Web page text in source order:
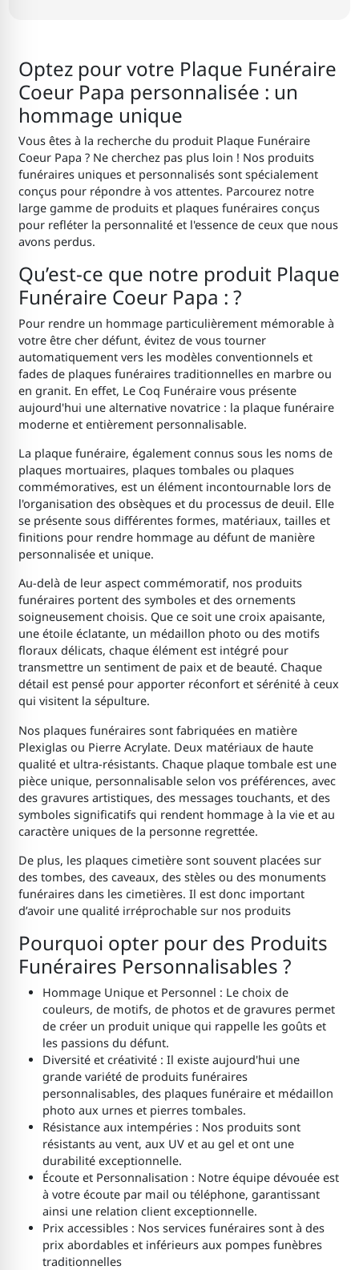
Optez pour votre Plaque Funéraire
Coeur Papa personnalisée : un
hommage unique
Vous êtes à la recherche du produit Plaque Funéraire
Coeur Papa ? Ne cherchez pas plus loin ! Nos produits
funéraires uniques et personnalisés sont spécialement
conçus pour répondre à vos attentes. Parcourez notre
large gamme de produits et plaques funéraires conçus
pour refléter la personnalité et l'essence de ceux que nous
avons perdus.
Qu’est-ce que notre produit Plaque
Funéraire Coeur Papa : ?
Pour rendre un hommage particulièrement mémorable à
votre être cher défunt, évitez de vous tourner
automatiquement vers les modèles conventionnels et
fades de plaques funéraires traditionnelles en marbre ou
en granit. En effet, Le Coq Funéraire vous présente
aujourd'hui une alternative novatrice : la plaque funéraire
moderne et entièrement personnalisable.
La plaque funéraire, également connus sous les noms de
plaques mortuaires, plaques tombales ou plaques
commémoratives, est un élément incontournable lors de
l'organisation des obsèques et du processus de deuil. Elle
se présente sous différentes formes, matériaux, tailles et
finitions pour rendre hommage au défunt de manière
personnalisée et unique.
Au-delà de leur aspect commémoratif, nos produits
funéraires portent des symboles et des ornements
soigneusement choisis. Que ce soit une croix apaisante,
une étoile éclatante, un médaillon photo ou des motifs
floraux délicats, chaque élément est intégré pour
transmettre un sentiment de paix et de beauté. Chaque
détail est pensé pour apporter réconfort et sérénité à ceux
qui visitent la sépulture.
Nos plaques funéraires sont fabriquées en matière
Plexiglas ou Pierre Acrylate. Deux matériaux de haute
qualité et ultra-résistants. Chaque plaque tombale est une
pièce unique, personnalisable selon vos préférences, avec
des gravures artistiques, des messages touchants, et des
symboles significatifs qui rendent hommage à la vie et au
caractère uniques de la personne regrettée.
De plus, les plaques cimetière sont souvent placées sur
des tombes, des caveaux, des stèles ou des monuments
funéraires dans les cimetières. Il est donc important
d’avoir une qualité irréprochable sur nos produits
Pourquoi opter pour des Produits
Funéraires Personnalisables ?
Hommage Unique et Personnel : Le choix de
couleurs, de motifs, de photos et de gravures permet
de créer un produit unique qui rappelle les goûts et
les passions du défunt.
Diversité et créativité : Il existe aujourd'hui une
grande variété de produits funéraires
personnalisables, des plaques funéraire et médaillon
photo aux urnes et pierres tombales.
Résistance aux intempéries : Nos produits sont
résistants au vent, aux UV et au gel et ont une
durabilité exceptionnelle.
Écoute et Personnalisation : Notre équipe dévouée est
à votre écoute par mail ou téléphone, garantissant
ainsi une relation client exceptionnelle.
Prix accessibles : Nos services funéraires sont à des
prix abordables et inférieurs aux pompes funèbres
traditionnelles